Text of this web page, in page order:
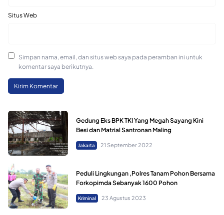
Situs Web
Simpan nama, email, dan situs web saya pada peramban ini untuk
komentar saya berikutnya.
Gedung Eks BPK TKI Yang Megah Sayang Kini
Besi dan Matrial Santronan Maling
Jakarta 21 September 2022
Peduli Lingkungan ,Polres Tanam Pohon Bersama
Forkopimda Sebanyak 1600 Pohon
Kriminal 23 Agustus 2023